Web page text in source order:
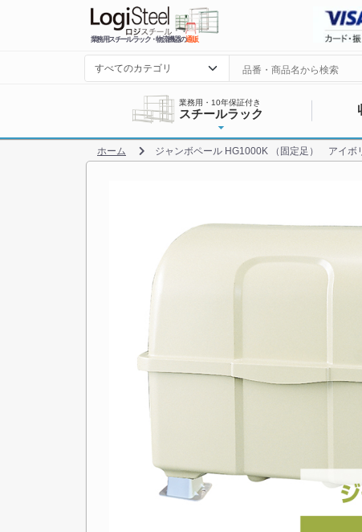
業務用スチールラック・物流機器の通販
業務用・10年保証付き
スチールラック
ホーム ジャンボペール HG1000K （固定足） アイ